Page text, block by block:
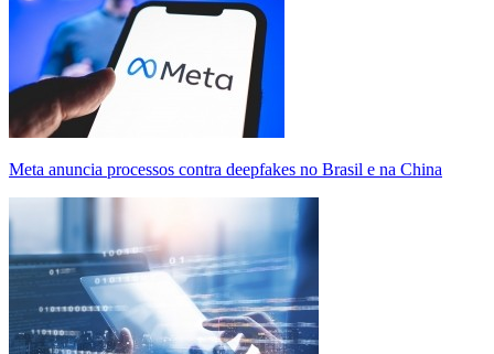
Meta anuncia processos contra deepfakes no Brasil e na China